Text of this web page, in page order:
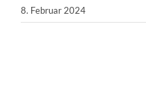
8. Februar 2024